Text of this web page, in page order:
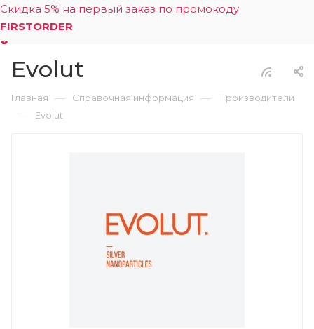
Скидка 5% на первый заказ по промокоду
FIRSTORDER
0
Evolut
Главная — Справочная информация — Производители
— Evolut